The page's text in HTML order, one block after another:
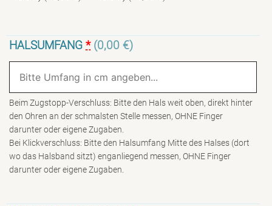
HALSUMFANG * (0,00 €)
Beim Zugstopp-Verschluss: Bitte den Hals weit oben, direkt hinter
den Ohren an der schmalsten Stelle messen, OHNE Finger
darunter oder eigene Zugaben.
Bei Klickverschluss: Bitte den Halsumfang Mitte des Halses (dort
wo das Halsband sitzt) enganliegend messen, OHNE Finger
darunter oder eigene Zugaben.